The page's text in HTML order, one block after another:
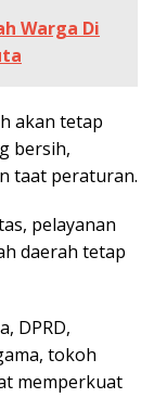
Warga Di
akan tetap
bersih,
taat peraturan.
pelayanan
daerah tetap
DPRD,
tokoh
memperkuat